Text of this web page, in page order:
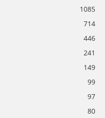
1085
714
446
241
149
99
97
80